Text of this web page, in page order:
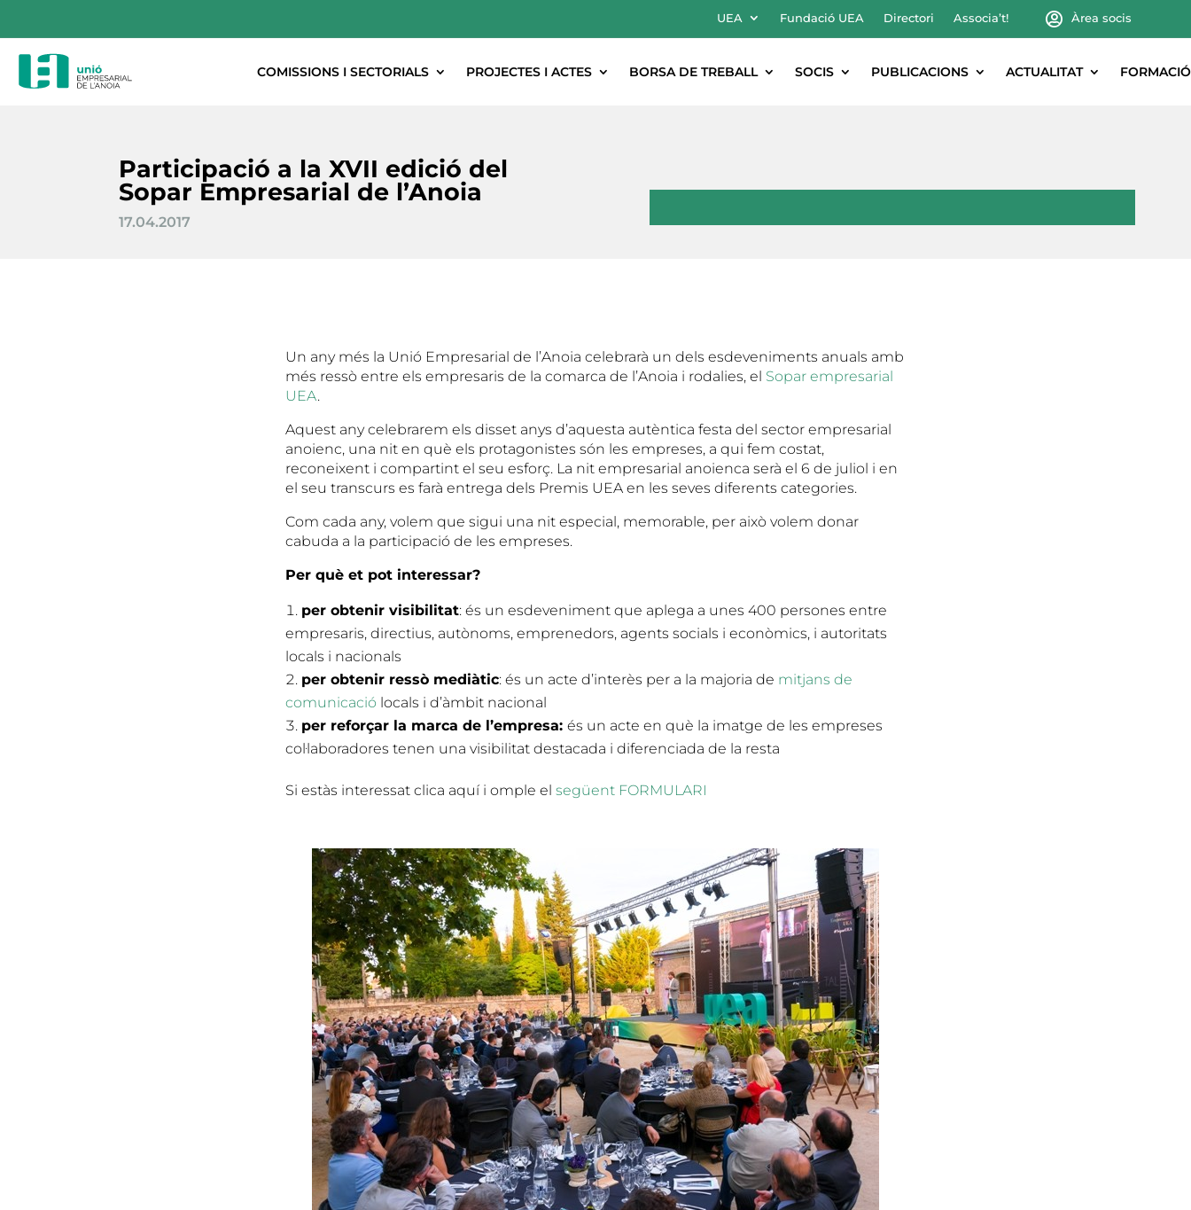
UEA Fundació UEA Directori Associa’t! Àrea socis
COMISSIONS I SECTORIALS PROJECTES I ACTES BORSA DE TREBALL SOCIS PUBLICACIONS ACTUALITAT FORMACIÓ
Participació a la XVII edició del
Sopar Empresarial de l’Anoia
17.04.2017
Un any més la Unió Empresarial de l’Anoia celebrarà un dels esdeveniments anuals amb
més ressò entre els empresaris de la comarca de l’Anoia i rodalies, el Sopar empresarial
UEA.
Aquest any celebrarem els disset anys d’aquesta autèntica festa del sector empresarial
anoienc, una nit en què els protagonistes són les empreses, a qui fem costat,
reconeixent i compartint el seu esforç. La nit empresarial anoienca serà el 6 de juliol i en
el seu transcurs es farà entrega dels Premis UEA en les seves diferents categories.
Com cada any, volem que sigui una nit especial, memorable, per això volem donar
cabuda a la participació de les empreses.
Per què et pot interessar?
per obtenir visibilitat: és un esdeveniment que aplega a unes 400 persones entre
empresaris, directius, autònoms, emprenedors, agents socials i econòmics, i autoritats
locals i nacionals
per obtenir ressò mediàtic: és un acte d’interès per a la majoria de mitjans de
comunicació locals i d’àmbit nacional
per reforçar la marca de l’empresa: és un acte en què la imatge de les empreses
col·laboradores tenen una visibilitat destacada i diferenciada de la resta
Si estàs interessat clica aquí i omple el següent FORMULARI